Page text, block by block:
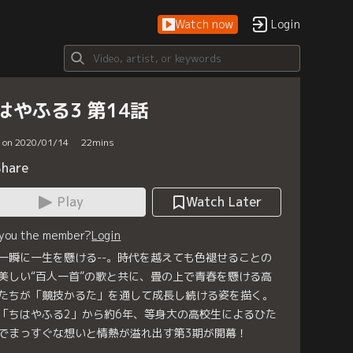
Watch now Login
やふる3 第14話
on 2020/01/14 22mins
Play
Watch Later
the member?Login
瞬に一生を懸ける--。時代を越えても色褪せることの
しい“百人一首”の歌と共に、畳の上で青春を懸ける高
ちが「競技かるた」を通して成長し続ける姿を描く。
ちはやふる2」から約6年、等身大の高校生によるひた
まっすぐな想いと情熱が溢れ出す第3期が開幕！